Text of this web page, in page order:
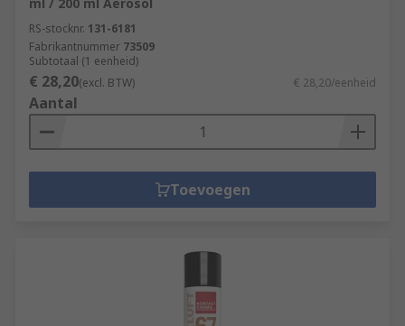
RS-stocknr. 131-6181
Fabrikantnummer 73509
Subtotaal (1 eenheid)
€ 28,20(excl. BTW) € 28,20/eenheid
Aantal
Toevoegen